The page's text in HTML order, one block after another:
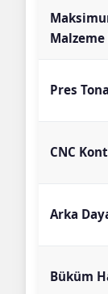
Malzeme
Pres
CNC
Arka
Büküm